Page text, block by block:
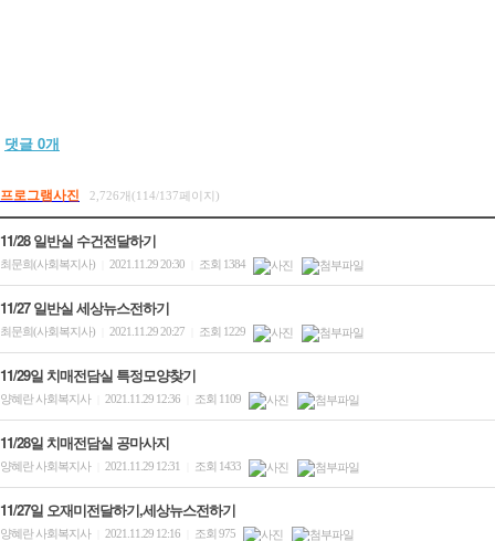
댓글 0개
프로그램사진 2,726개(114/137페이지)
11/28 일반실 수건전달하기
최문희(사회복지사) 2021.11.29 20:30 조회 1384
11/27 일반실 세상뉴스전하기
최문희(사회복지사) 2021.11.29 20:27 조회 1229
11/29일 치매전담실 특정모양찾기
양혜란 사회복지사 2021.11.29 12:36 조회 1109
11/28일 치매전담실 공마사지
양혜란 사회복지사 2021.11.29 12:31 조회 1433
11/27일 오재미전달하기,세상뉴스전하기
양혜란 사회복지사 2021.11.29 12:16 조회 975